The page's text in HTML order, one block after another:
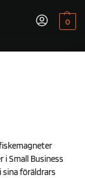
0
i Small Business
föräldrars